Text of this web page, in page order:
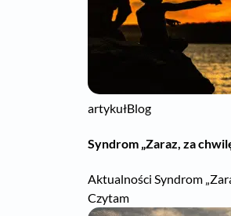
artykułBlog
Syndrom „Zaraz, za
Aktualności Syndrom
Czytam